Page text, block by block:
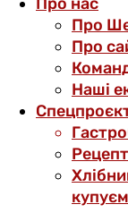
Про
Про
Наші